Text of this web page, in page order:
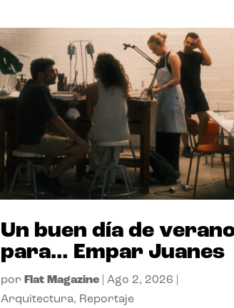
Un buen día de
para… Empar Juanes
por Flat Magazine| Ago 2, 2026
Arquitectura, Reportaje